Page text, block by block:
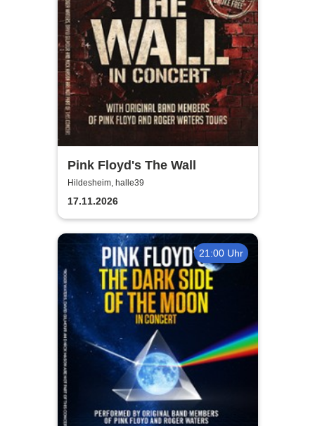
Pink Floyd's The Wall
Hildesheim, halle39
17.11.2026
21:00 Uhr